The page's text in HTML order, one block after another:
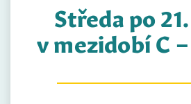
Středa po
v mezidobí C –